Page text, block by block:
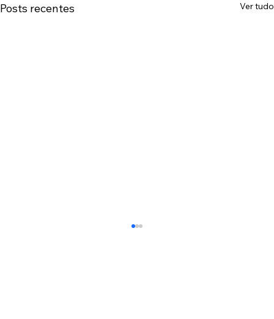
Posts recentes Ver tudo